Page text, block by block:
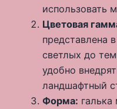
использовать
Цветовая
представлена
светлых до
удобно
ландшафтный
Форма: